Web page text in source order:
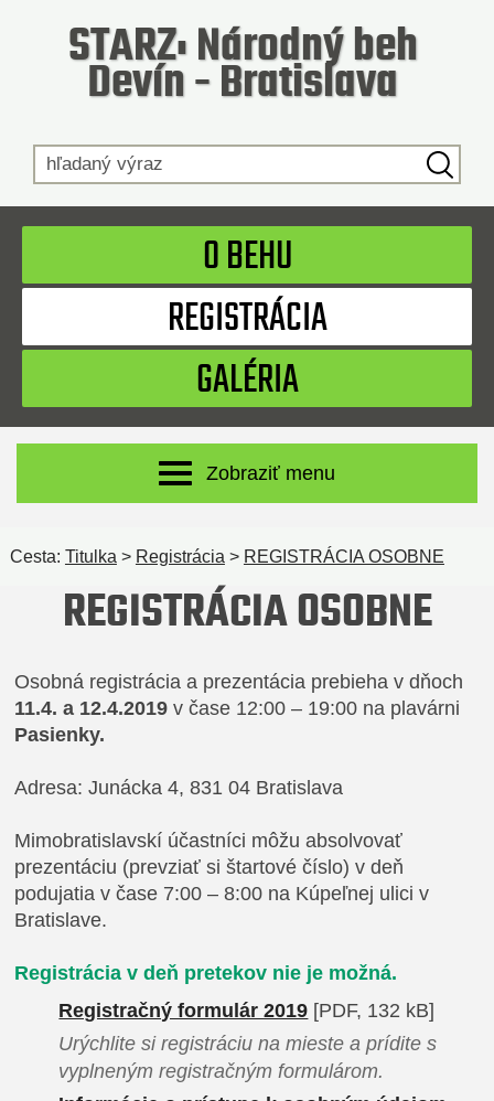
STARZ: Národný beh
Devín - Bratislava
O BEHU
REGISTRÁCIA
GALÉRIA
Zobraziť menu
Cesta: Titulka > Registrácia > REGISTRÁCIA OSOBNE
REGISTRÁCIA OSOBNE
Osobná registrácia a prezentácia prebieha v dňoch
11.4. a 12.4.2019 v čase 12:00 – 19:00 na plavárni
Pasienky.
Adresa: Junácka 4, 831 04 Bratislava
Mimobratislavskí účastníci môžu absolvovať
prezentáciu (prevziať si štartové číslo) v deň
podujatia v čase 7:00 – 8:00 na Kúpeľnej ulici v
Bratislave.
Registrácia v deň pretekov nie je možná.
Registračný formulár 2019 [PDF, 132 kB]
Urýchlite si registráciu na mieste a prídite s
vyplneným registračným formulárom.